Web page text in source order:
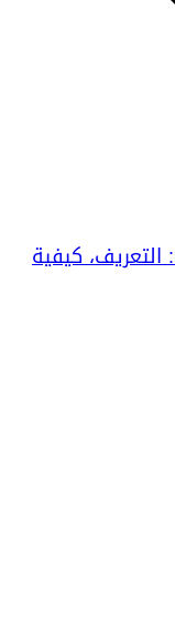
تحليل عوامل المخاطر في Barra: التعريف، كيفية